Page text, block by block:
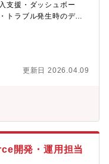
支援・ダッシュボー
トラブル発生時のデー
ータ活用施策の企画・
環境の構築、維持管理
システムの導入・保
現場と密に連携しなが
更新日 2026.04.09
開発・運用担当